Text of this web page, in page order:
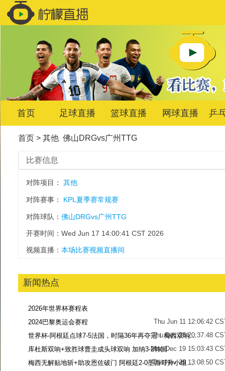
首页 足球直播 篮球直播 网球直播 乒
首页> 其他 佛山DRGvs广州TTG
比赛信息
对阵项目： 其他
对阵赛事： KPL夏季赛常规赛
对阵球队： 佛山DRGvs广州TTG
开赛时间：Wed Jun 17 14:00:41 CST 2026
视频直播： 本场比赛视频直播间
新闻热点
2026年世界杯赛程表
Thu Jun 11 12:06:42
2024巴黎奥运会赛程
Thu Dec 28 20:37:48
世界杯-阿根廷点球7-5法国，时隔36年再夺冠！梅西双响姆巴佩戴帽
Mon Dec 19 15:03:43
库杜斯双响+致胜球曹圭成头球双响 加纳3-2韩国
Tue Nov 29 13:08:50
梅西无解贴地斩+助攻恩佐破门 阿根廷2-0墨西哥升小组第二